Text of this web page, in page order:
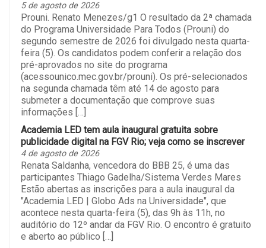
5 de agosto de 2026
Prouni. Renato Menezes/g1 O resultado da 2ª chamada
do Programa Universidade Para Todos (Prouni) do
segundo semestre de 2026 foi divulgado nesta quarta-
feira (5). Os candidatos podem conferir a relação dos
pré-aprovados no site do programa
(acessounico.mec.gov.br/prouni). Os pré-selecionados
na segunda chamada têm até 14 de agosto para
submeter a documentação que comprove suas
informações […]
Academia LED tem aula inaugural gratuita sobre
publicidade digital na FGV Rio; veja como se inscrever
4 de agosto de 2026
Renata Saldanha, vencedora do BBB 25, é uma das
participantes Thiago Gadelha/Sistema Verdes Mares
Estão abertas as inscrições para a aula inaugural da
"Academia LED | Globo Ads na Universidade", que
acontece nesta quarta-feira (5), das 9h às 11h, no
auditório do 12º andar da FGV Rio. O encontro é gratuito
e aberto ao público […]